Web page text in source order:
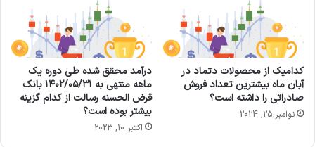
کدامیک از محصولات دتماد در
آبان ماه بیشترین تعداد فروش
صادراتی را داشته است؟
نوامبر 25, 2024
درآمد محقق شده طی دوره یک
ماهه منتهی به ۱۴۰۲/۰۵/۳۱ بانک
قرض الحسنه رسالت از کدام گزینه
بیشتر بوده است؟
اکتبر 10, 2023